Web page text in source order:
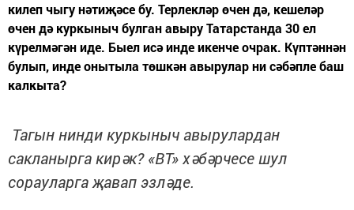
килеп чыгу нәтиҗәсе бу. Терлекләр өчен дә, кешеләр
өчен дә куркыныч булган авыру Татарстанда 30 ел
күрелмәгән иде. Быел исә инде икенче очрак. Күптәннән
булып, инде онытыла төшкән авырулар ни сәбәпле баш
калкыта?
Тагын нинди куркыныч авырулардан
сакланырга кирәк? «ВТ» хәбәрчесе шул
сорауларга җавап эзләде.